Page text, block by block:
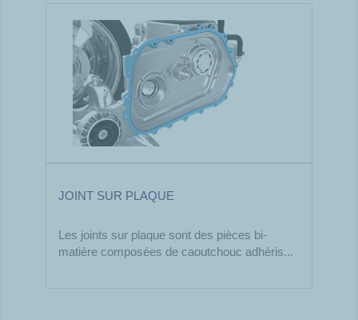
JOINT SUR PLAQUE
Les joints sur plaque sont des pièces bi-
matière composées de caoutchouc adhéris...